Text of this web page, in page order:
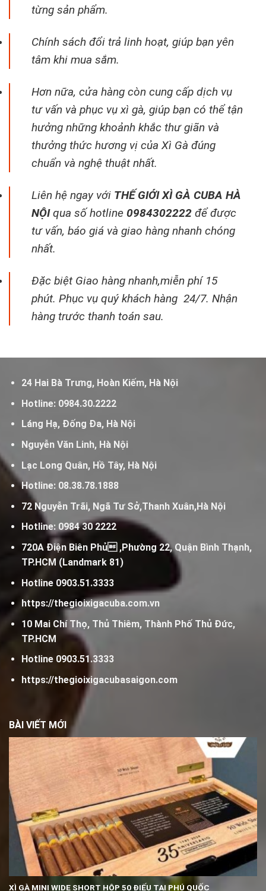
từng sản phẩm.
Chính sách đổi trả linh hoạt, giúp bạn yên
tâm khi mua sắm.
Hơn nữa, cửa hàng còn cung cấp dịch vụ
tư vấn và phục vụ xì gà, giúp bạn có thể tận
hưởng những khoảnh khắc thư giãn và
thưởng thức hương vị của Xì Gà đúng
chuẩn và nghệ thuật nhất.
Liên hệ ngay với THẾ GIỚI XÌ GÀ CUBA HÀ
NỘIqua số hotline 0984302222 để được
tư vấn, báo giá và giao hàng nhanh chóng
nhất.
Đặc biệt Giao hàng nhanh,miễn phí 15
phút. Phục vụ quý khách hàng 24/7. Nhận
hàng trước thanh toán sau.
24 Hai Bà Trưng, Hoàn Kiếm, Hà Nội
Hotline: 0984.30.2222
Láng Hạ, Đống Đa, Hà Nội
Nguyễn Văn Linh, Hà Nội
Lạc Long Quân, Hồ Tây, Hà Nội
Hotline: 08.38.78.1888
72 Nguyễn Trãi, Ngã Tư Sở,Thanh Xuân,Hà Nội
Hotline: 0984 30 2222
720A Điện Biên Phủ ,Phường 22, Quận Bình Thạnh,
TP.HCM (Landmark 81)
Hotline 0903.51.3333
https://thegioixigacuba.com.vn
10 Mai Chí Thọ, Thủ Thiêm, Thành Phố Thủ Đức,
TP.HCM
Hotline 0903.51.3333
https://thegioixigacubasaigon.com
BÀI VIẾT MỚI
XÌ GÀ MINI WIDE SHORT HỘP 50 ĐIẾU TẠI PHÚ QUỐC